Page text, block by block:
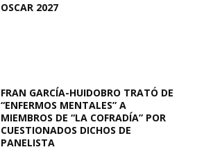
OSCAR 2027
FRAN GARCÍA-HUIDOBRO TRATÓ DE
“ENFERMOS MENTALES” A
MIEMBROS DE “LA COFRADÍA” POR
CUESTIONADOS DICHOS DE
PANELISTA